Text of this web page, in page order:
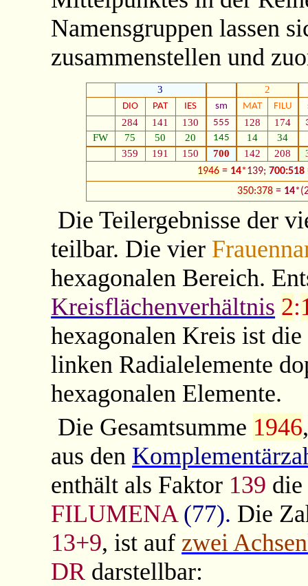
Namensgruppen lassen
zusammenstellen und
3 2
DIO PAT IES sm MAT FILU
284 141 130 555 128 174
FW 75 50 20 145 14 34
359 191 150 700 142 208
1946 = 14*139; 700:518
350:378 = 14
Die Teilergebnisse der
teilbar. Die vier
hexagonalen Bereich.
Kreisflächenverhältnis 2:
hexagonalen Kreis ist
linken Radialelemente
hexagonalen Elemente.
Die Gesamtsumme 1946
aus den
enthält als Faktor 139
FILUMENA (77). Die
13+9, ist auf zwei
DR darstellbar: